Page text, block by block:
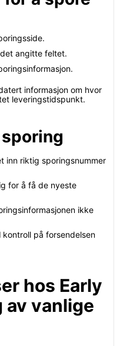
angitte feltet.
informasjon om hvor
leveringstidspunkt.
inn riktig sporingsnummer
for å få de nyeste
ikke
på forsendelsen
hos Early
av vanlige